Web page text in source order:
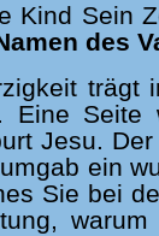
Kind Sein
des
trägt
Eine Seite
Jesu.
ein
Sie bei